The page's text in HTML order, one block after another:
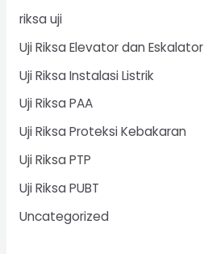
riksa uji
Uji Riksa Elevator dan Eskalator
Uji Riksa Instalasi Listrik
Uji Riksa PAA
Uji Riksa Proteksi Kebakaran
Uji Riksa PTP
Uji Riksa PUBT
Uncategorized